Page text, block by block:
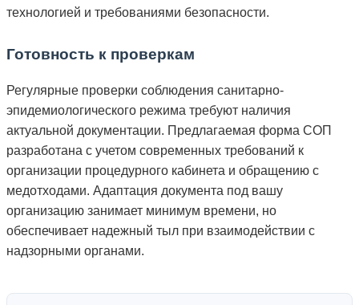
технологией и требованиями безопасности.
Готовность к проверкам
Регулярные проверки соблюдения санитарно-
эпидемиологического режима требуют наличия
актуальной документации. Предлагаемая форма СОП
разработана с учетом современных требований к
организации процедурного кабинета и обращению с
медотходами. Адаптация документа под вашу
организацию занимает минимум времени, но
обеспечивает надежный тыл при взаимодействии с
надзорными органами.